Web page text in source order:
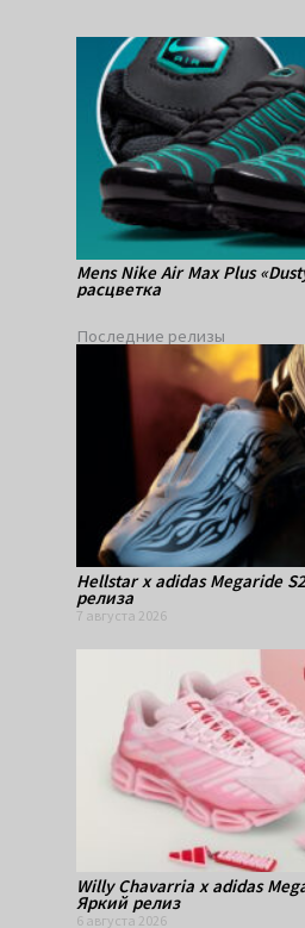
Mens Nike Air Max Plus
расцветка
Последние релизы
Hellstar x adidas Megaride
релиза
7 августа 2026
Willy Chavarria x adidas
Яркий релиз
6 августа 2026